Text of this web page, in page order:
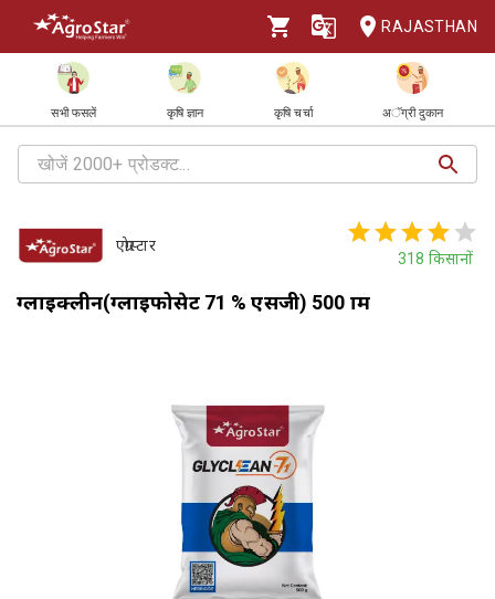
RAJASTHAN
सभी फसलें कृषि ज्ञान कृषि चर्चा अॅग्री दुकान
एग्रोस्टार
318 किसानों
ग्लाइक्लीन(ग्लाइफोसेट 71 % एसजी) 500 ग्राम